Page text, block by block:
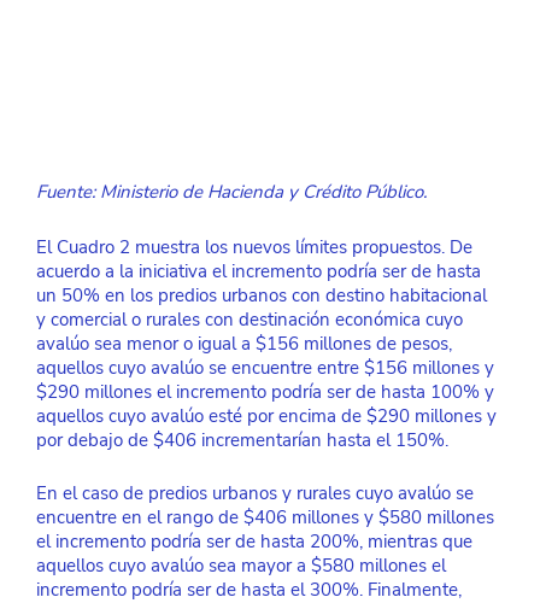
Fuente: Ministerio de Hacienda y Crédito Público.
El Cuadro 2 muestra los nuevos límites propuestos. De
acuerdo a la iniciativa el incremento podría ser de hasta
un 50% en los predios urbanos con destino habitacional
y comercial o rurales con destinación económica cuyo
avalúo sea menor o igual a $156 millones de pesos,
aquellos cuyo avalúo se encuentre entre $156 millones y
$290 millones el incremento podría ser de hasta 100% y
aquellos cuyo avalúo esté por encima de $290 millones y
por debajo de $406 incrementarían hasta el 150%.
En el caso de predios urbanos y rurales cuyo avalúo se
encuentre en el rango de $406 millones y $580 millones
el incremento podría ser de hasta 200%, mientras que
aquellos cuyo avalúo sea mayor a $580 millones el
incremento podría ser de hasta el 300%. Finalmente,